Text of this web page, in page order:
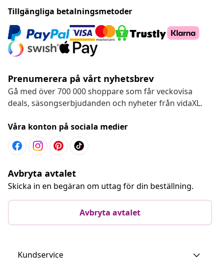
Tillgängliga betalningsmetoder
Prenumerera på vårt nyhetsbrev
Gå med över 700 000 shoppare som får veckovisa
deals, säsongserbjudanden och nyheter från vidaXL.
Våra konton på sociala medier
Avbryta avtalet
Skicka in en begäran om uttag för din beställning.
Avbryta avtalet
Kundservice